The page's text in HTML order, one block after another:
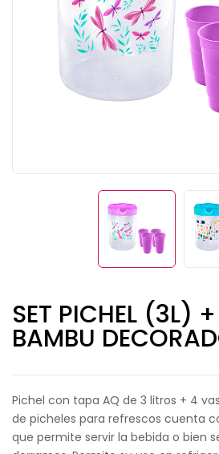
SET PICHEL (3L)
BAMBU
Pichel con tapa AQ de 3 litros + 4
de picheles para refrescos cuenta
que permite servir la bebida o bien